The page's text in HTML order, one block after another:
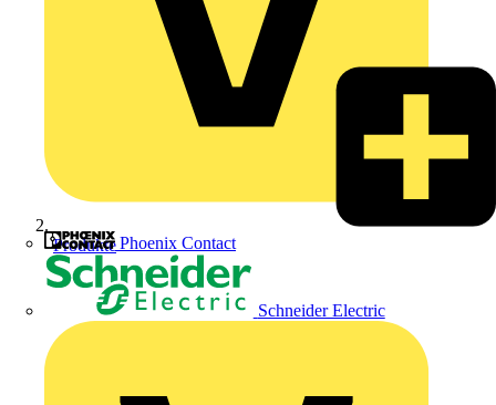
Phoenix Contact
Schneider Electric
Produkte